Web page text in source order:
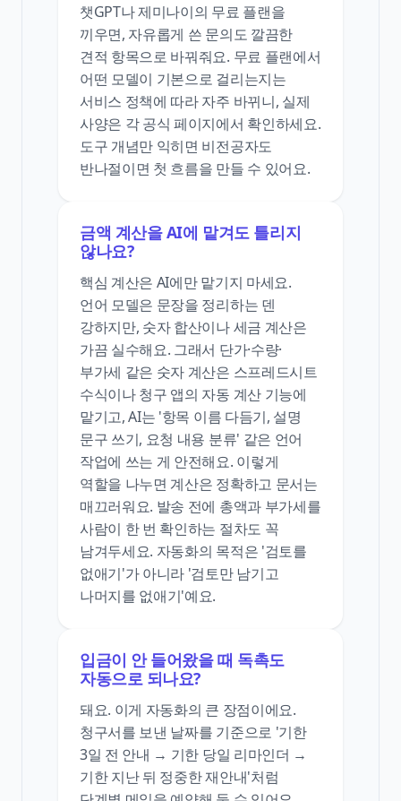
챗GPT나 제미나이의 무료 플랜을
끼우면, 자유롭게 쓴 문의도 깔끔한
견적 항목으로 바꿔줘요. 무료 플랜에서
어떤 모델이 기본으로 걸리는지는
서비스 정책에 따라 자주 바뀌니, 실제
사양은 각 공식 페이지에서 확인하세요.
도구 개념만 익히면 비전공자도
반나절이면 첫 흐름을 만들 수 있어요.
금액 계산을 AI에 맡겨도 틀리지
않나요?
핵심 계산은 AI에만 맡기지 마세요.
언어 모델은 문장을 정리하는 덴
강하지만, 숫자 합산이나 세금 계산은
가끔 실수해요. 그래서 단가·수량·
부가세 같은 숫자 계산은 스프레드시트
수식이나 청구 앱의 자동 계산 기능에
맡기고, AI는 '항목 이름 다듬기, 설명
문구 쓰기, 요청 내용 분류' 같은 언어
작업에 쓰는 게 안전해요. 이렇게
역할을 나누면 계산은 정확하고 문서는
매끄러워요. 발송 전에 총액과 부가세를
사람이 한 번 확인하는 절차도 꼭
남겨두세요. 자동화의 목적은 '검토를
없애기'가 아니라 '검토만 남기고
나머지를 없애기'예요.
입금이 안 들어왔을 때 독촉도
자동으로 되나요?
돼요. 이게 자동화의 큰 장점이에요.
청구서를 보낸 날짜를 기준으로 '기한
3일 전 안내 → 기한 당일 리마인더 →
기한 지난 뒤 정중한 재안내'처럼